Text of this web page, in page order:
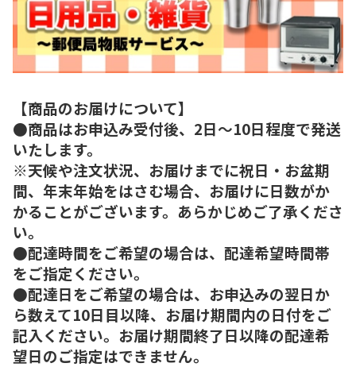
【商品のお届けについて】
●商品はお申込み受付後、2日～10日程度で発送
いたします。
※天候や注文状況、お届けまでに祝日・お盆期
間、年末年始をはさむ場合、お届けに日数がか
かることがございます。あらかじめご了承くださ
い。
●配達時間をご希望の場合は、配達希望時間帯
をご指定ください。
●配達日をご希望の場合は、お申込みの翌日か
ら数えて10日目以降、お届け期間内の日付をご
記入ください。お届け期間終了日以降の配達希
望日のご指定はできません。